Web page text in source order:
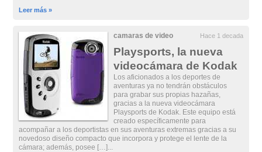
Leer más »
camaras de video Hace 1 decada
Playsports, la nueva
videocámara de Kodak
Los aficionados a los deportes de
aventuras ya no tendrán obstáculos
para grabar sus propias hazañas,
gracias a la nueva videocámara
Playsports de Kodak. Este equipo está
creado específicamente para
acompañar a los deportistas en sus aventuras extremas gracias a su
novedoso diseño compacto que incorpora y protege el lente de la
cámara; además, posee […]...